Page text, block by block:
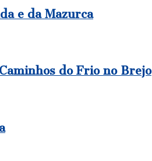
e da Mazurca
do Frio no Brejo